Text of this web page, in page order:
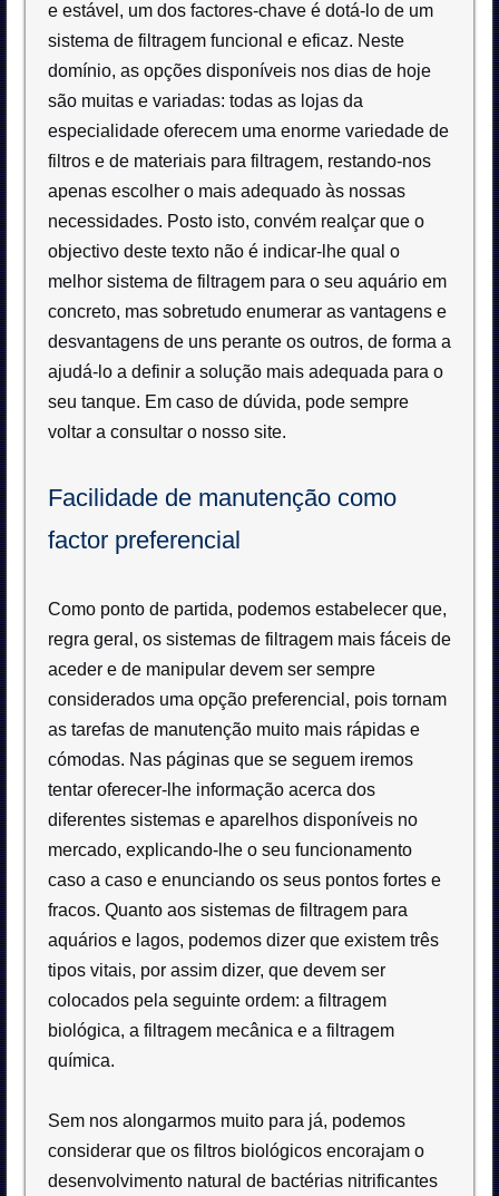
e estável, um dos factores-chave é dotá-lo de um
sistema de filtragem funcional e eficaz. Neste
domínio, as opções disponíveis nos dias de hoje
são muitas e variadas: todas as lojas da
especialidade oferecem uma enorme variedade de
filtros e de materiais para filtragem, restando-nos
apenas escolher o mais adequado às nossas
necessidades. Posto isto, convém realçar que o
objectivo deste texto não é indicar-lhe qual o
melhor sistema de filtragem para o seu aquário em
concreto, mas sobretudo enumerar as vantagens e
desvantagens de uns perante os outros, de forma a
ajudá-lo a definir a solução mais adequada para o
seu tanque. Em caso de dúvida, pode sempre
voltar a consultar o nosso site.
Facilidade de manutenção como
factor preferencial
Como ponto de partida, podemos estabelecer que,
regra geral, os sistemas de filtragem mais fáceis de
aceder e de manipular devem ser sempre
considerados uma opção preferencial, pois tornam
as tarefas de manutenção muito mais rápidas e
cómodas. Nas páginas que se seguem iremos
tentar oferecer-lhe informação acerca dos
diferentes sistemas e aparelhos disponíveis no
mercado, explicando-lhe o seu funcionamento
caso a caso e enunciando os seus pontos fortes e
fracos. Quanto aos sistemas de filtragem para
aquários e lagos, podemos dizer que existem três
tipos vitais, por assim dizer, que devem ser
colocados pela seguinte ordem: a filtragem
biológica, a filtragem mecânica e a filtragem
química.
Sem nos alongarmos muito para já, podemos
considerar que os filtros biológicos encorajam o
desenvolvimento natural de bactérias nitrificantes